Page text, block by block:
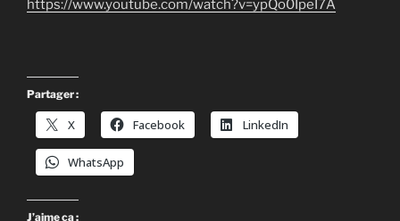
https://www.youtube.com/watch?v=ypQo0IpeI7A
Partager :
X Facebook LinkedIn
WhatsApp
J’aime ça :